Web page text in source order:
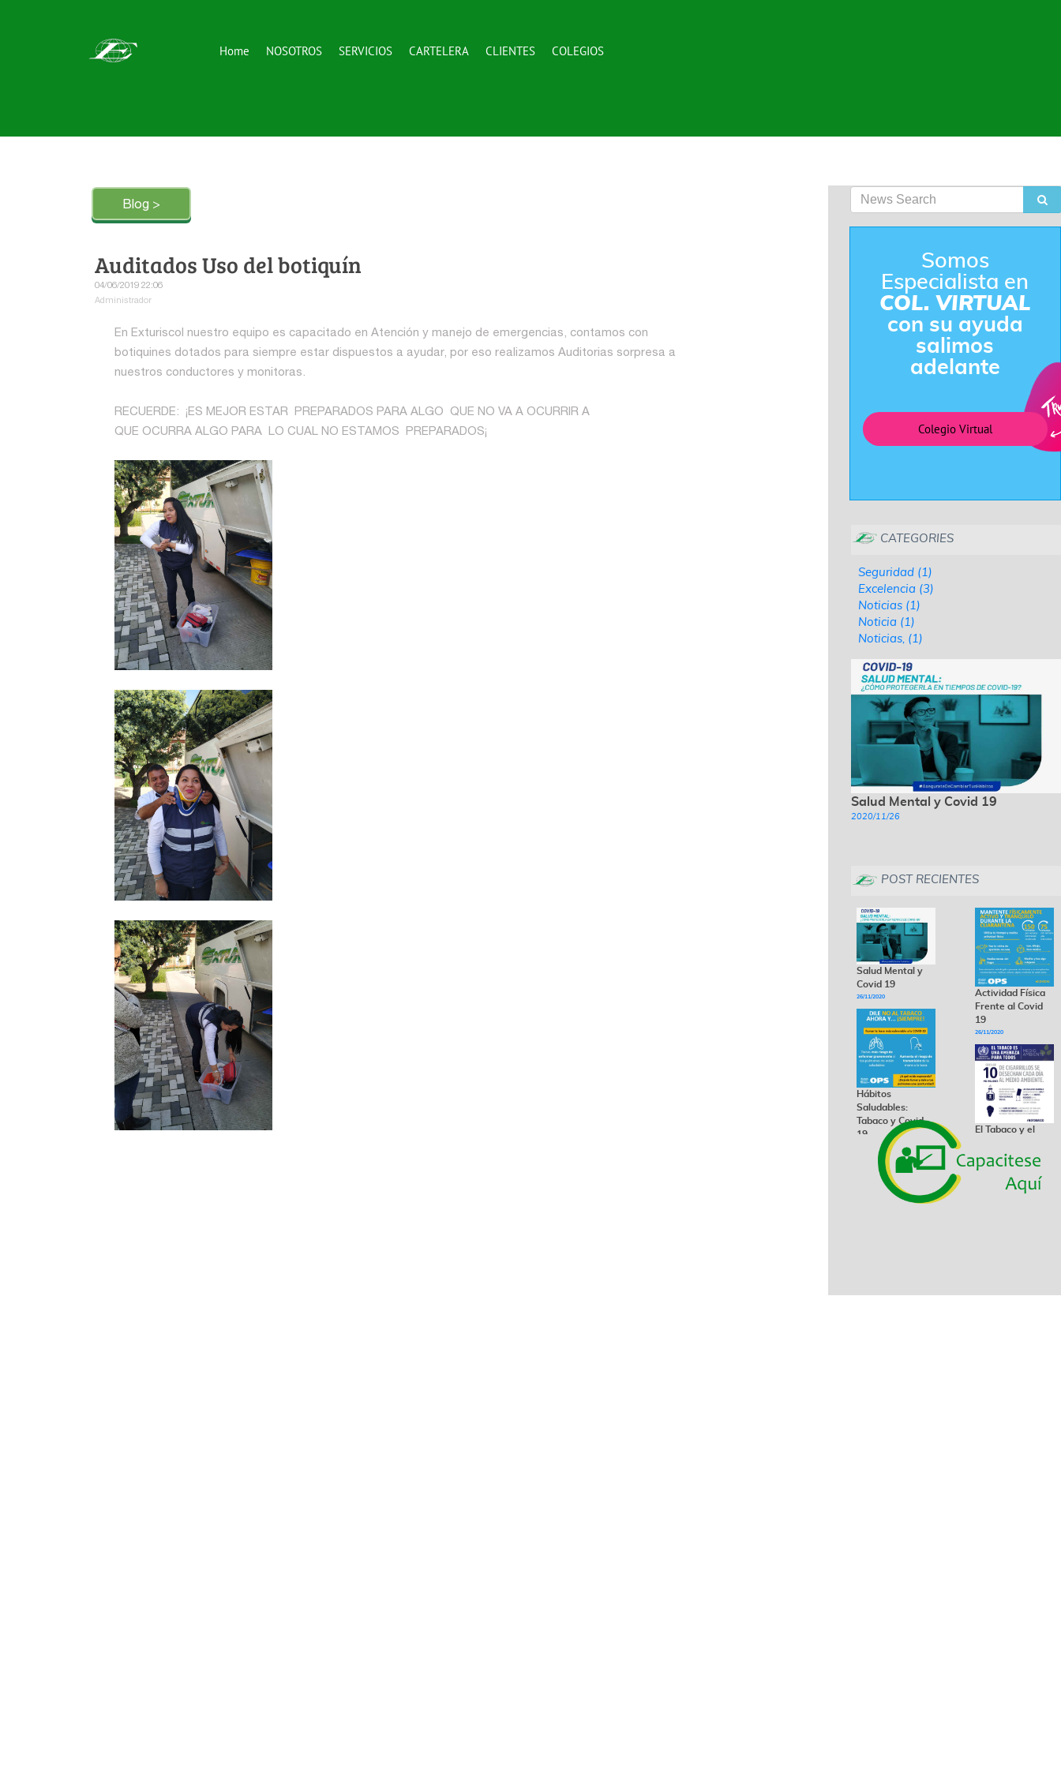
Auditados Uso del botiquín
04/06/2019 22:06
Administrador
En Exturiscol nuestro equipo es capacitado en Atención y manejo de emergencias, contamos con
botiquines dotados para siempre estar dispuestos a ayudar, por eso realizamos Auditorias sorpresa a
nuestros conductores y monitoras.
RECUERDE: ¡ES MEJOR ESTAR PREPARADOS PARA ALGO QUE NO VA A OCURRIR A
QUE OCURRA ALGO PARA LO CUAL NO ESTAMOS PREPARADOS¡
Blog >
Seguridad (1)
Excelencia (3)
Noticias (1)
Noticia (1)
Noticias, (1)
Somos
Especialista en
COL. VIRTUAL
con su ayuda
salimos
adelante
Colegio Virtual
POST RECIENTES
CATEGORIES
Salud Mental y Covid 19
2020/11/26
Salud Mental y
Covid 19
26/11/2020
Hábitos
Saludables:
Tabaco y Covid
19
26/11/2020
Actividad Física
Frente al Covid
19
26/11/2020
El Tabaco y el
Home NOSOTROS SERVICIOS CARTELERA CLIENTES COLEGIOS